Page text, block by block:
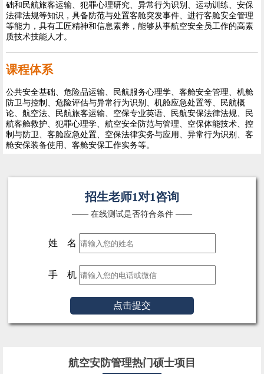
础和民航旅客运输、犯罪心理研究、异常行为识别、运动训练、安保
法律法规等知识，具备防范与处置客舱突发事件、进行客舱安全管理
等能力，具有工匠精神和信息素养，能够从事航空安全员工作的高素
质技术技能人才。
课程体系
公共安全基础、危险品运输、民航服务心理学、客舱安全管理、机舱
防卫与控制、危险评估与异常行为识别、机舱应急处置等、民航概
论、航空法、民航旅客运输、空保专业英语、民航安保法律法规、民
航客舱救护、犯罪心理学、航空安全防范与管理、空保体能技术、控
制与防卫、客舱应急处置、空保法律实务与应用、异常行为识别、客
舱安保装备使用、客舱安保工作实务等。
招生老师1对1咨询
—— 在线测试是否符合条件 ——
姓 名
手 机
点击提交
航空安防管理热门硕士项目